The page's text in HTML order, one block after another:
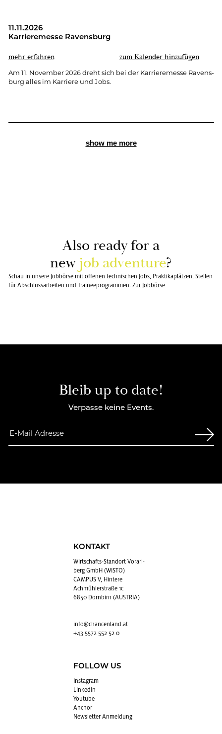
11.11.2026
Kar­rie­re­mes­se Ra­vens­burg
mehr er­fah­ren zum Ka­len­der hin­zu­fü­gen
Am 11. No­vem­ber 2026 dreht sich bei der Kar­rie­re­mes­se Ra­vens­
burg alles im Kar­rie­re und Jobs.
show me more
Also ready for a
new job ad­ven­ture?
Schau in unsere Jobbörse mit offenen technischen Jobs, Praktikaplätzen, Stellen
für Abschlussarbeiten und Traineeprogrammen. Zur Job­bör­se
Bleib up to date!
Verpasse keine Events.
KONTAKT
Wirt­schafts-Stand­ort Vor­arl­
berg GmbH (WISTO)
CAMPUS V, Hintere
Achmühlerstraße 1c
6850 Dornbirn (AUSTRIA)
info@​chancenland.​at
+43 5572 552 52 0
FOLLOW US
In­sta­gram
Lin­kedIn
You­tube
An­chor
News­let­ter An­mel­dung